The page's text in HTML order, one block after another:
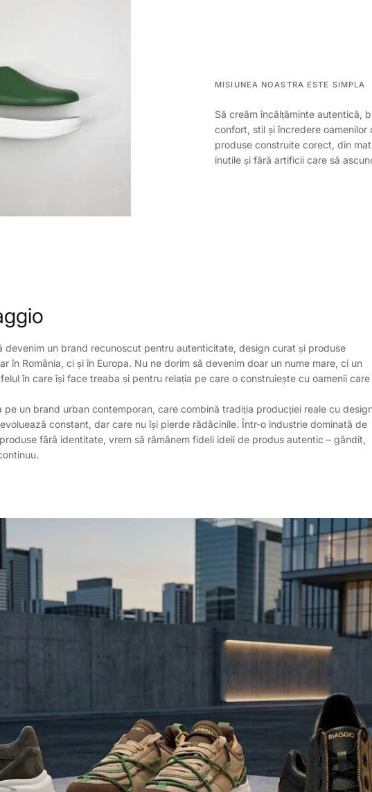
MISIUNEA NOASTRA ESTE SIMPLA
Să creăm încălțăminte autentică,
confort, stil și încredere oamenilor
produse construite corect, din
inutile și fără artificii care să
devenim un brand recunoscut pentru autenticitate, design curat și produse
în România, ci și în Europa. Nu ne dorim să devenim doar un nume mare, ci un
în care își face treaba și pentru relația pe care o construiește cu oamenii care
pe un brand urban contemporan, care combină tradiția producției reale cu
constant, dar care nu își pierde rădăcinile. Într-o industrie dominată de
fără identitate, vrem să rămânem fideli ideii de produs autentic – gândit,